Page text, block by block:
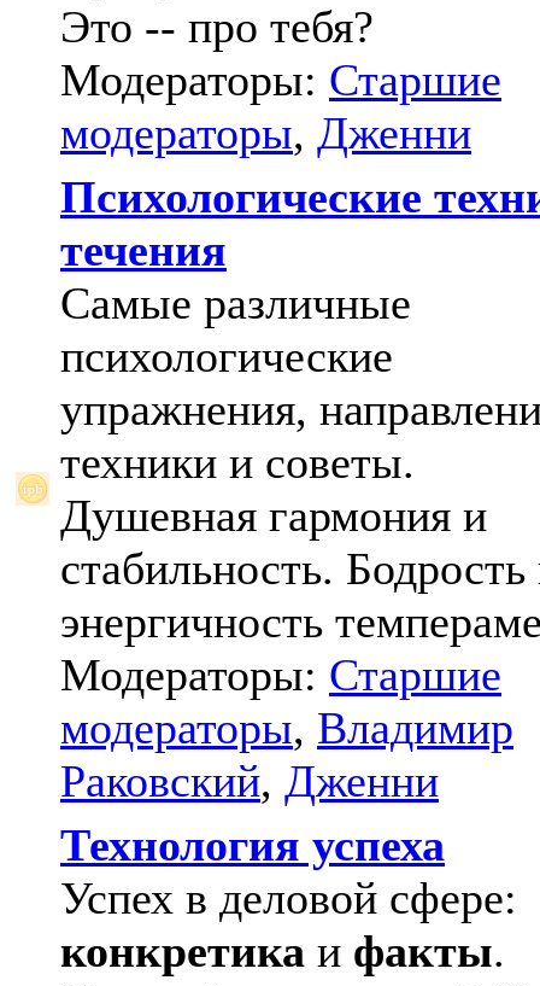
Это -- про тебя?
Модераторы: Старшие
модераторы, Дженни
Психологические
течения
Самые различные
психологические
упражнения,
техники и советы.
Душевная гармония и
стабильность. Бодрость
энергичность
Модераторы: Старшие
модераторы, Владимир
Раковский, Дженни
Технология успеха
Успех в деловой сфере:
конкретика и факты.